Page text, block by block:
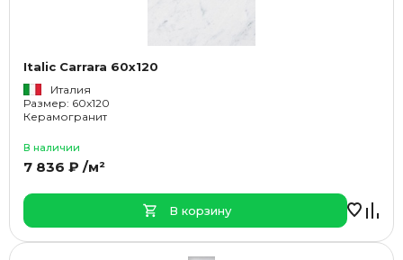
Italic Carrara 60x120
Италия
Размер: 60x120
Керамогранит
В наличии
7 836 ₽ /м²
В корзину